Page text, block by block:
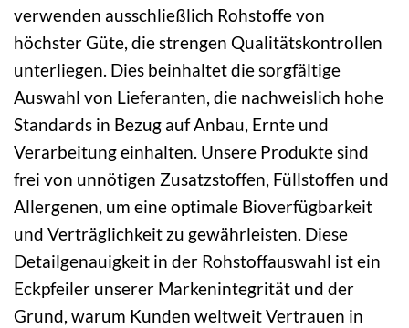
verwenden ausschließlich Rohstoffe von
höchster Güte, die strengen Qualitätskontrollen
unterliegen. Dies beinhaltet die sorgfältige
Auswahl von Lieferanten, die nachweislich hohe
Standards in Bezug auf Anbau, Ernte und
Verarbeitung einhalten. Unsere Produkte sind
frei von unnötigen Zusatzstoffen, Füllstoffen und
Allergenen, um eine optimale Bioverfügbarkeit
und Verträglichkeit zu gewährleisten. Diese
Detailgenauigkeit in der Rohstoffauswahl ist ein
Eckpfeiler unserer Markenintegrität und der
Grund, warum Kunden weltweit Vertrauen in